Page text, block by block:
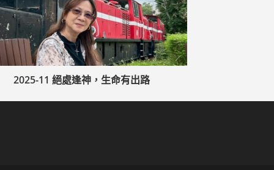
2025-11 絕處逢神，生命有出路